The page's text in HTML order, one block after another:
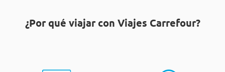
¿Por qué viajar con Viajes Carrefour?